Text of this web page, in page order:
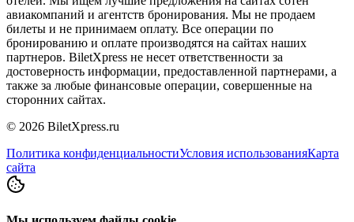
авиакомпаний и агентств бронирования. Мы не продаем
билеты и не принимаем оплату. Все операции по
бронированию и оплате производятся на сайтах наших
партнеров. BiletXpress не несет ответственности за
достоверность информации, предоставленной партнерами, а
также за любые финансовые операции, совершенные на
сторонних сайтах.
© 2026 BiletXpress.ru
Политика конфиденциальностиУсловия использованияКарта
сайта